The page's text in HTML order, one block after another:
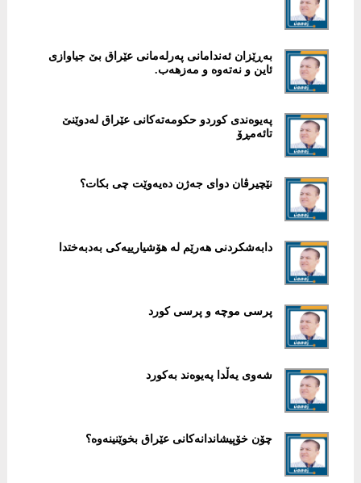
بەڕێزان ئەندامانی پەرلەمانی عێراق بێ جیاوازی
ئاین و نەتەوە و مەزهەب.
پەیوەندی کوردو حکومەتەکانی عێراق لەدوێنێ
تائەمڕۆ
نێچیرڤان دوای جەژن دەیەوێت چی بکات؟
دابەشکردنی ھەرێم لە ھۆشیارییەکی بەدبەختدا
پرسی موچە و پرسی کورد
شەوی یەڵدا پەیوەند بەکورد
چۆن خۆپیشاندانەکانی عێراق بخوێنینەوە؟